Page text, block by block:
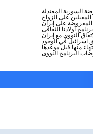
السورية المعتدلة
المقبلين على الزواج
المفروضة على إيران
أولادنا الثقافى
النووي مع إيران
اسرائيل في الوجود
منها قبل موعدها
البرنامج النووى